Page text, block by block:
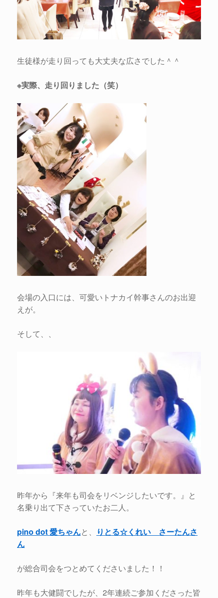
生徒様が走り回っても大丈夫な広さでした＾＾
※実際、走り回りました（笑）
会場の入口には、可愛いトナカイ幹事さんのお出迎
えが。
そして、、
昨年から『来年も司会をリベンジしたいです。』と
名乗り出て下さっていたお二人。
pino dot 愛ちゃんと、
りとる☆くれい さーたんさ
ん
が総合司会をつとめてくださいました！！
昨年も大健闘でしたが、2年連続ご参加くださった皆